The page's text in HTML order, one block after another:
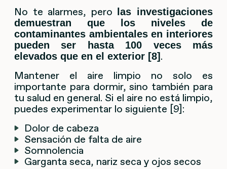
No te alarmes, pero
las investigaciones
demuestran que los niveles de
contaminantes ambientales en interiores
pueden ser hasta 100 veces más
elevados que en el exterior [8] .
Mantener el aire limpio no solo es
importante para dormir, sino también para
tu salud en general. Si el aire no está limpio,
puedes experimentar lo siguiente [9]:
Dolor de cabeza
Sensación de falta de aire
Somnolencia
Garganta seca, nariz seca y ojos secos